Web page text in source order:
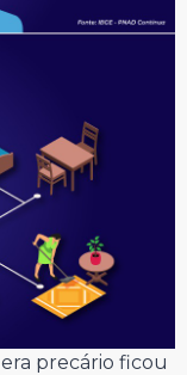
precário ficou